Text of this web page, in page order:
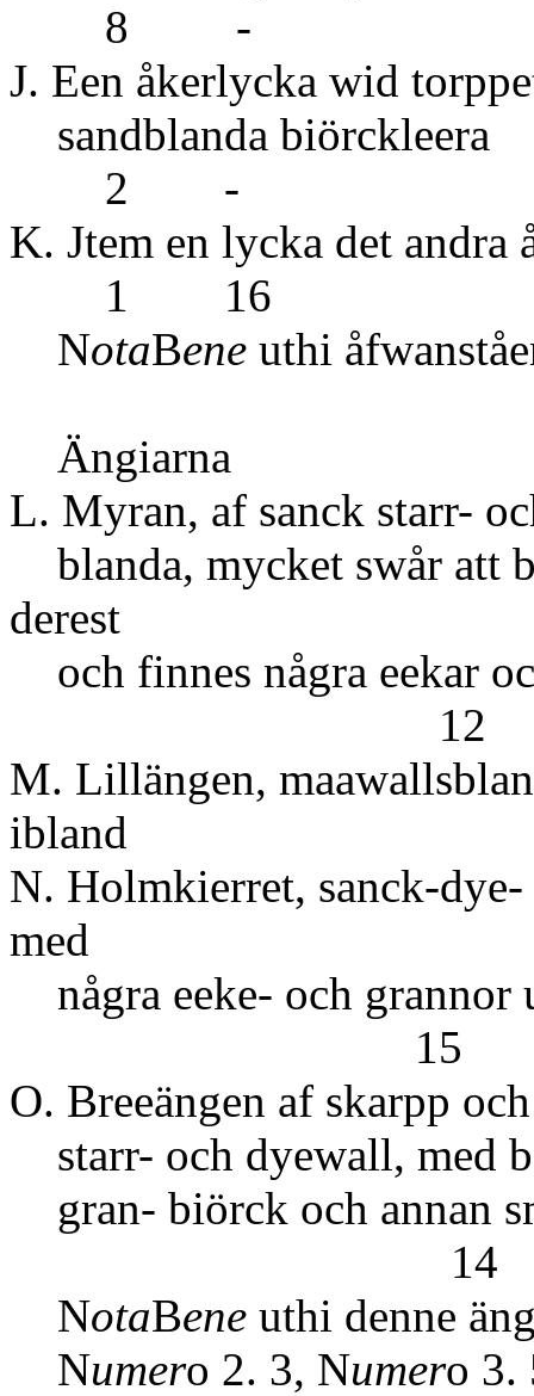
8 -
J. Een åkerlycka wid
2 -
K. Jtem en lycka det
1 16
NotaBene uthi
Ängiarna
L. Myran, af sanck starr-
blanda, mycket swår att
derest
och finnes några eekar
12
M. Lillängen,
ibland 7
N. Holmkierret, sanck-
med
några eeke-
15
O. Breeängen af skarpp
starr- och dyewall, med
gran- biörck och
14
NotaBene uthi denne
Numero 2. 3, Numero 3.